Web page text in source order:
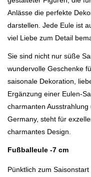
Anlässe die perfekte
darstellen. Jede Eule ist
viel Liebe zum Detail
Sie sind nicht nur süße
wundervolle Geschenke
saisonale Dekoration,
Ergänzung einer Eulen-
charmanten
Germany, steht für
charmantes Design.
Fußballeule -7 cm
Pünktlich zum